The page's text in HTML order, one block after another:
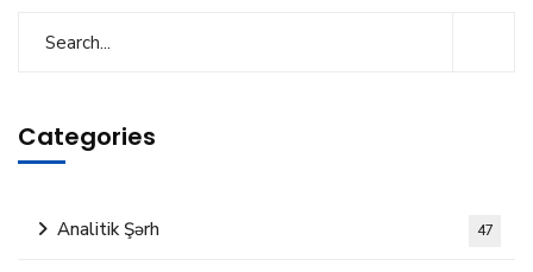
Categories
Analitik Şərh 47